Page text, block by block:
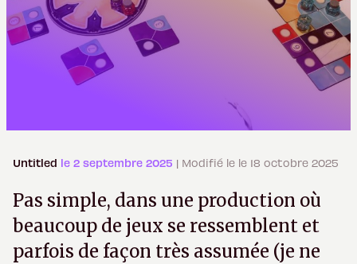
Untitled le 2 septembre 2025 | Modifié le le 18 octobre 2025
Pas simple, dans une production où
beaucoup de jeux se ressemblent et
parfois de façon très assumée (je ne